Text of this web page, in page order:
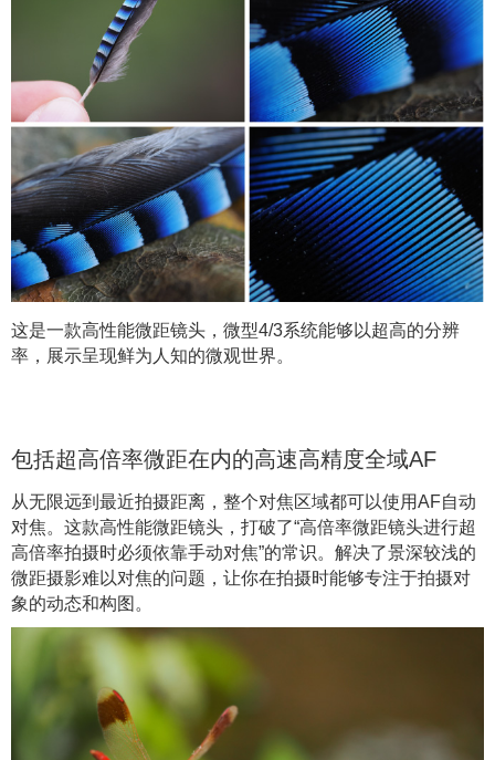
这是一款高性能微距镜头，微型4/3系统能够以超高的分辨
率，展示呈现鲜为人知的微观世界。
包括超高倍率微距在内的高速高精度全域AF
从无限远到最近拍摄距离，整个对焦区域都可以使用AF自动
对焦。这款高性能微距镜头，打破了“高倍率微距镜头进行超
高倍率拍摄时必须依靠手动对焦”的常识。解决了景深较浅的
微距摄影难以对焦的问题，让你在拍摄时能够专注于拍摄对
象的动态和构图。